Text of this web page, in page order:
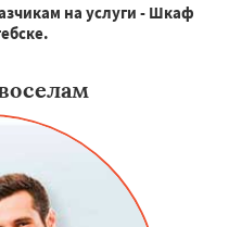
на услуги - Шкаф